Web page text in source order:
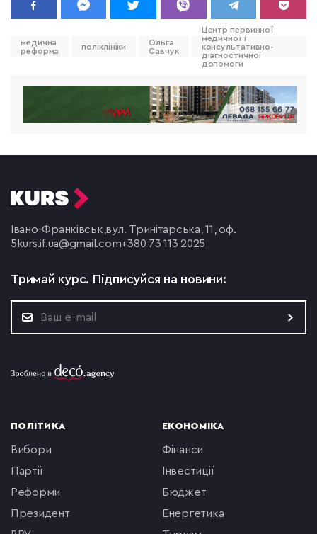
медична
реформа
поліклініки
Ольга
Савчук
Центр первинної
медичної і
консультативно-
діагностичної
допомоги
Івано-Франківськ,вул. Тринітарська, 11, оф.
5 kurs.if.ua@gmail.com+380 73 113 2025
Тримай курс. Підписуйся на новини:
ПОЛІТИКА
вибори
партії
реформи
президент
ЕКОНОМІКА
фінанси
інвестиції
бюджет
енергетика